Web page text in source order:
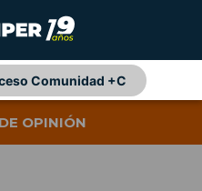
Comunidad +C
OPINIÓN